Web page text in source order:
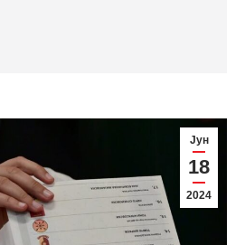
Јун
18
2024